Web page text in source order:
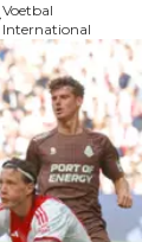
Voetbal
International